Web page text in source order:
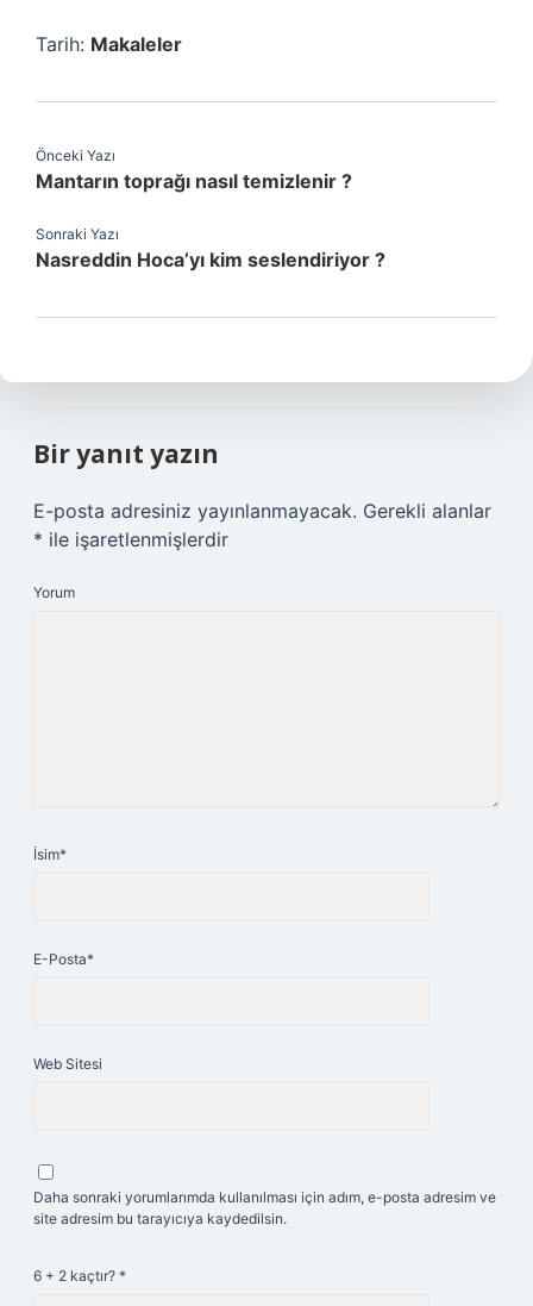
Tarih: Makaleler
Önceki Yazı
Mantarın toprağı nasıl temizlenir ?
Sonraki Yazı
Nasreddin Hoca’yı kim seslendiriyor ?
Bir yanıt yazın
E-posta adresiniz yayınlanmayacak. Gerekli alanlar
* ile işaretlenmişlerdir
Yorum
İsim*
E-Posta*
Web Sitesi
Daha sonraki yorumlarımda kullanılması için adım, e-posta adresim ve
site adresim bu tarayıcıya kaydedilsin.
6 + 2 kaçtır? *